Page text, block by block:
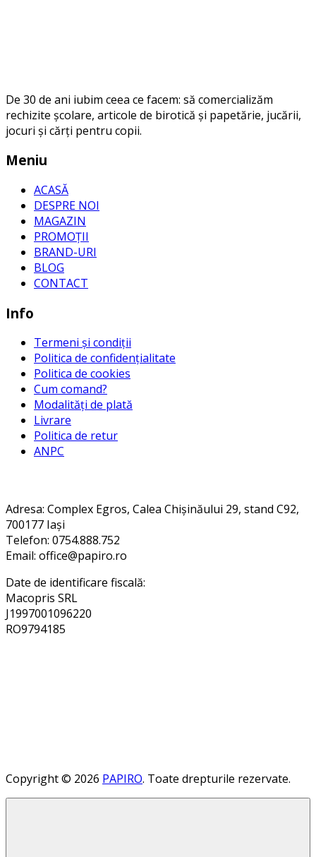
De 30 de ani iubim ceea ce facem: să comercializăm
rechizite școlare, articole de birotică și papetărie, jucării,
jocuri și cărți pentru copii.
Meniu
ACASĂ
DESPRE NOI
MAGAZIN
PROMOȚII
BRAND-URI
BLOG
CONTACT
Info
Termeni și condiții
Politica de confidențialitate
Politica de cookies
Cum comand?
Modalități de plată
Livrare
Politica de retur
ANPC
Adresa: Complex Egros, Calea Chișinăului 29, stand C92,
700177 Iași
Telefon: 0754.888.752
Email: office@papiro.ro
Date de identificare fiscală:
Macopris SRL
J1997001096220
RO9794185
Copyright © 2026 PAPIRO. Toate drepturile rezervate.